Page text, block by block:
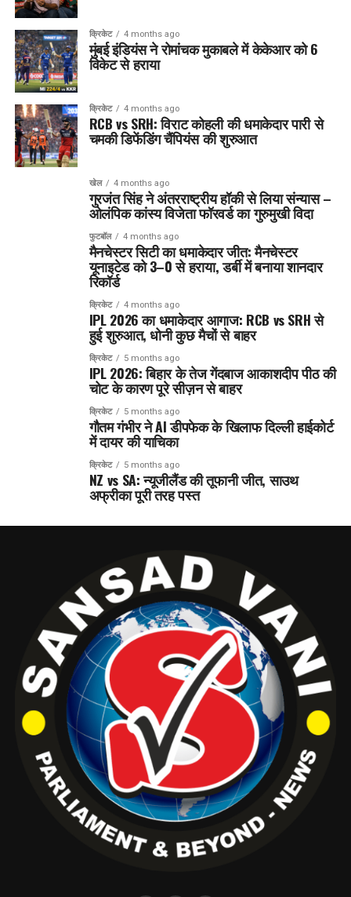
क्रिकेट 4 months ago
मुंबई इंडियंस ने रोमांचक मुकाबले में केकेआर को 6
विकेट से हराया
क्रिकेट 4 months ago
RCB vs SRH: विराट कोहली की धमाकेदार पारी से
चमकी डिफेंडिंग चैंपियंस की शुरुआत
खेल 4 months ago
गुरजंत सिंह ने अंतरराष्ट्रीय हॉकी से लिया संन्यास –
ओलंपिक कांस्य विजेता फॉरवर्ड का गुरुमुखी विदा
फुटबॉल 4 months ago
मैनचेस्टर सिटी का धमाकेदार जीत: मैनचेस्टर
यूनाइटेड को 3–0 से हराया, डर्बी में बनाया शानदार
रिकॉर्ड
क्रिकेट 4 months ago
IPL 2026 का धमाकेदार आगाज: RCB vs SRH से
हुई शुरुआत, धोनी कुछ मैचों से बाहर
क्रिकेट 5 months ago
IPL 2026: बिहार के तेज गेंदबाज आकाशदीप पीठ की
चोट के कारण पूरे सीज़न से बाहर
क्रिकेट 5 months ago
गौतम गंभीर ने AI डीपफेक के खिलाफ दिल्ली हाईकोर्ट
में दायर की याचिका
क्रिकेट 5 months ago
NZ vs SA: न्यूजीलैंड की तूफानी जीत, साउथ
अफ्रीका पूरी तरह पस्त